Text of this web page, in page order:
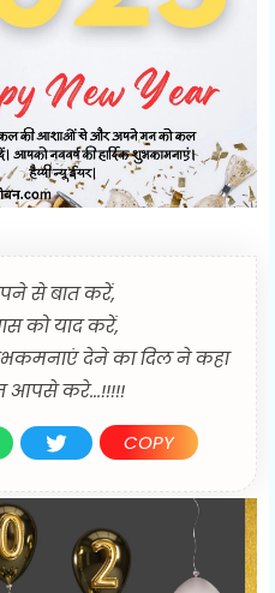
से बात करें,
को याद करें,
देने का दिल ने कहा
करे...!!!!!
COPY